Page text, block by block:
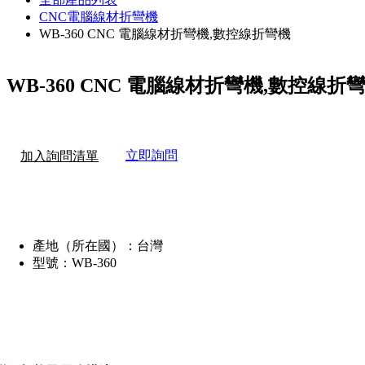
CNC電腦線材折彎機
WB-360 CNC 電腦線材折彎機,數控線折彎機
WB-360 CNC 電腦線材折彎機,數控線折
加入詢問清單 立即詢問
產地（所在國）： 台灣
型號： WB-360